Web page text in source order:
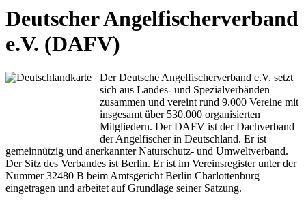
Deutscher Angelfischerverband
e.V. (DAFV)
Der Deutsche Angelfischerverband e.V. setzt
sich aus Landes- und Spezialverbänden
zusammen und vereint rund 9.000 Vereine mit
insgesamt über 530.000 organisierten
Mitgliedern. Der DAFV ist der Dachverband
der Angelfischer in Deutschland. Er ist
gemeinnützig und anerkannter Naturschutz- und Umweltverband.
Der Sitz des Verbandes ist Berlin. Er ist im Vereinsregister unter der
Nummer 32480 B beim Amtsgericht Berlin Charlottenburg
eingetragen und arbeitet auf Grundlage seiner Satzung.